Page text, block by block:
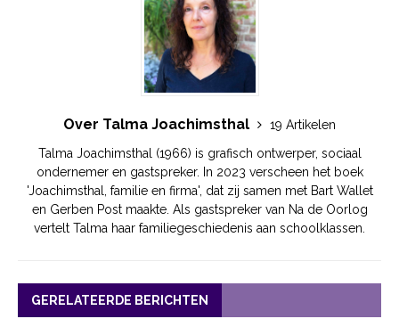
Over Talma Joachimsthal
19 Artikelen
Talma Joachimsthal (1966) is grafisch ontwerper, sociaal
ondernemer en gastspreker. In 2023 verscheen het boek
'Joachimsthal, familie en firma', dat zij samen met Bart Wallet
en Gerben Post maakte. Als gastspreker van Na de Oorlog
vertelt Talma haar familiegeschiedenis aan schoolklassen.
GERELATEERDE BERICHTEN